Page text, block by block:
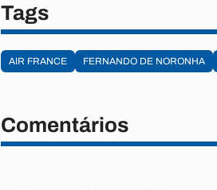
Tags
AIR FRANCE FERNANDO DE NORONHA
Comentários